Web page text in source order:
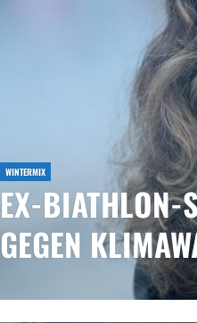
WINTERMIX
EX-BIATHLON-
GEGEN